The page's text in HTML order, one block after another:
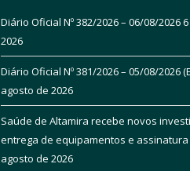
Diário Oficial Nº 382/2026 – 06/08/2026
2026
Diário Oficial Nº 381/2026 – 05/08/2026
agosto de 2026
Saúde de Altamira recebe novos
entrega de equipamentos e
agosto de 2026